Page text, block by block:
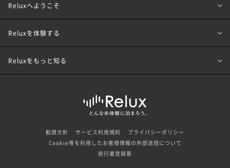
Reluxへようこそ
Reluxを体験する
Reluxをもっと知る
勧誘方針 サービス利用規約
プライバシーポリシー
Cookie等を利用したお客様情報の外部送信について
旅行業登録票